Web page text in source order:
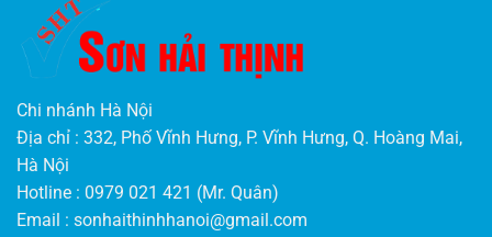
Chi nhánh Hà Nội
Địa chỉ : 332, Phố Vĩnh Hưng, P. Vĩnh Hưng, Q. Hoàng Mai,
Hà Nội
Hotline : 0979 021 421 (Mr. Quân)
Email : sonhaithinhhanoi@gmail.com